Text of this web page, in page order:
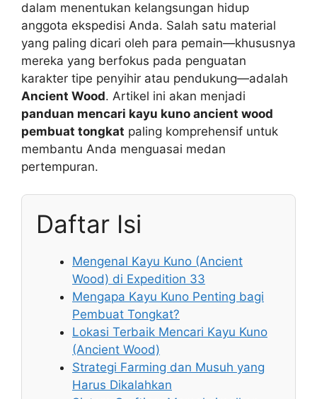
dalam menentukan kelangsungan hidup
anggota ekspedisi Anda. Salah satu material
yang paling dicari oleh para pemain—khususnya
mereka yang berfokus pada penguatan
karakter tipe penyihir atau pendukung—adalah
Ancient Wood. Artikel ini akan menjadi
panduan mencari kayu kuno ancient wood
pembuat tongkat paling komprehensif untuk
membantu Anda menguasai medan
pertempuran.
Daftar Isi
Mengenal Kayu Kuno (Ancient
Wood) di Expedition 33
Mengapa Kayu Kuno Penting bagi
Pembuat Tongkat?
Lokasi Terbaik Mencari Kayu Kuno
(Ancient Wood)
Strategi Farming dan Musuh yang
Harus Dikalahkan